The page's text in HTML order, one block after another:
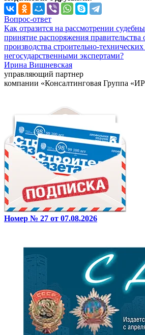
Вопрос-ответ
Как отразится на рассмотрении
принятие распоряжения правительства
производства строительно-технических
негосударственными экспертами?
Ирина Вишневская
управляющий партнер
компании «Консалтинговая Группа
Номер № 27 от 07.08.2026